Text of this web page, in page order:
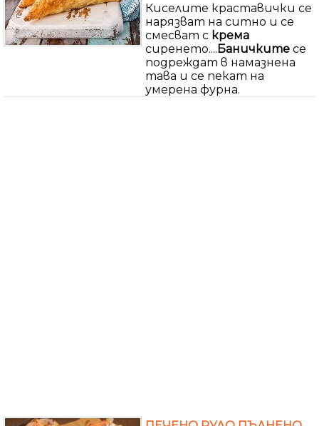
Киселите краставички се
нарязват на ситно и се
смесват с крема
сиренето....Баничките се
подреждат в намазнена
тава и се пекат на
умерена фурна.